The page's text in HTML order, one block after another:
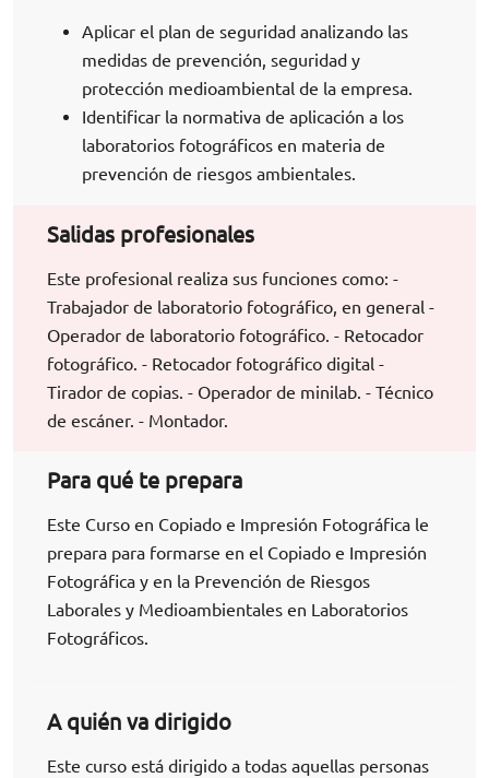
Aplicar el plan de seguridad analizando las
medidas de prevención, seguridad y
protección medioambiental de la empresa.
Identificar la normativa de aplicación a los
laboratorios fotográficos en materia de
prevención de riesgos ambientales.
Salidas profesionales
Este profesional realiza sus funciones como: -
Trabajador de laboratorio fotográfico, en general -
Operador de laboratorio fotográfico. - Retocador
fotográfico. - Retocador fotográfico digital -
Tirador de copias. - Operador de minilab. - Técnico
de escáner. - Montador.
Para qué te prepara
Este Curso en Copiado e Impresión Fotográfica le
prepara para formarse en el Copiado e Impresión
Fotográfica y en la Prevención de Riesgos
Laborales y Medioambientales en Laboratorios
Fotográficos.
A quién va dirigido
Este curso está dirigido a todas aquellas personas